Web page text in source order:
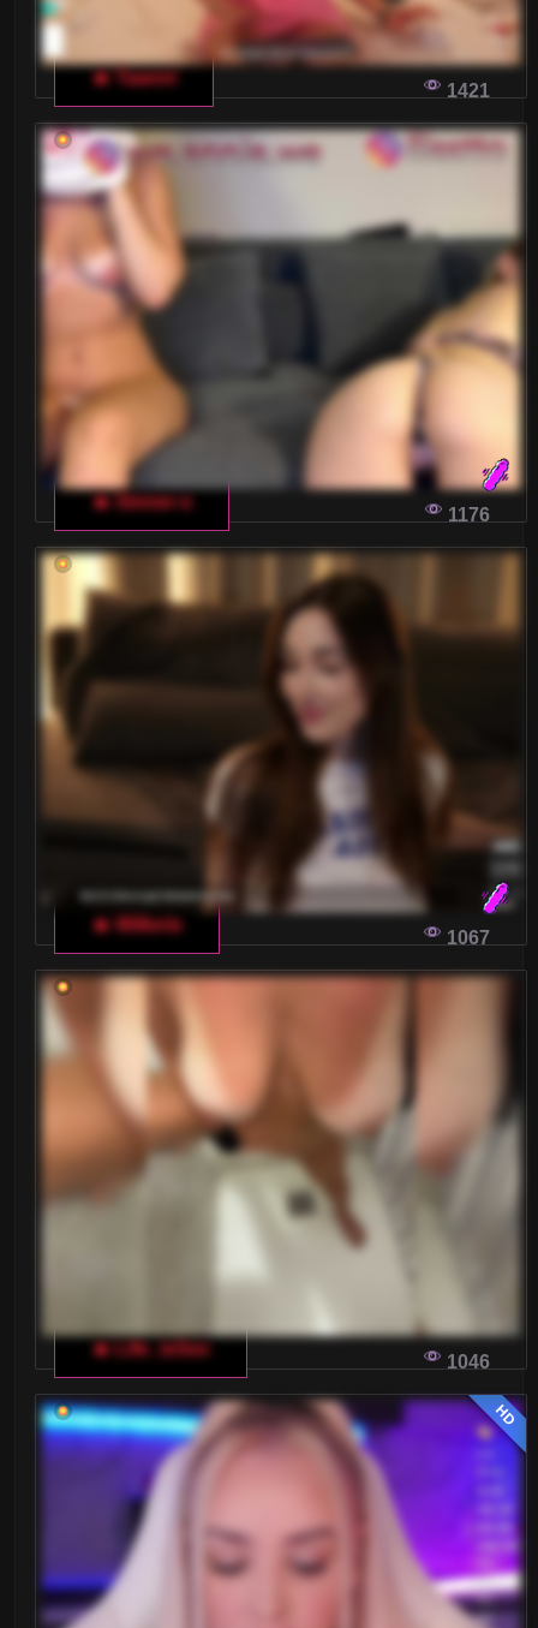
🔥 Taanni
1421
🔥 Sinner-s
1176
🔥 Willoris
1067
🔥 Life_isSex
1046
HD